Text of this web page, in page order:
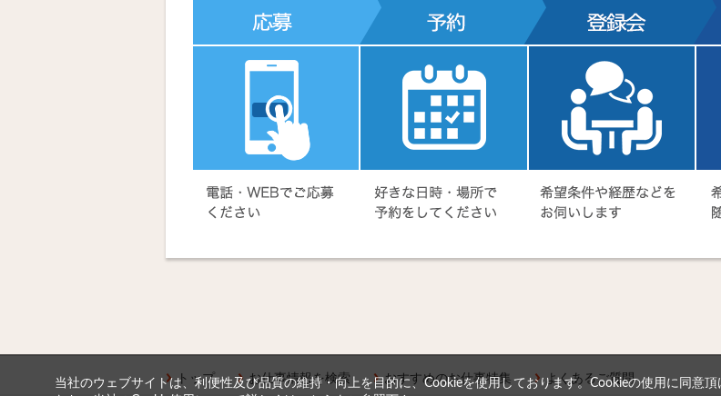
トップ お仕事情報を検索 おすすめのお仕事特集 よくあるご質問
当社のウェブサイトは、利便性及び品質の維持・向上を目的に、Cookieを使用しております。Cookieの使用に同意